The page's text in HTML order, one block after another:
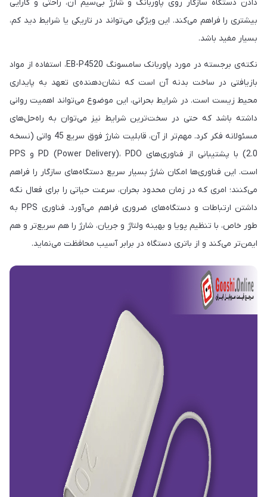
دادن دستگاه سازگار روی پاوربانک و شارژ بی‌سیم آن، راحتی و کارایی
بیشتری را فراهم می‌کند. این ویژگی می‌تواند در تاریکی یا شرایط دید کم،
بسیار مفید باشد.
نکته‌ی برجسته در مورد پاوربانک سامسونگ EB-P4520، استفاده از مواد
بازیافتی در ساخت بدنه آن است که نشان‌دهنده‌ی تعهد به پایداری
محیط زیست است. در شرایط بحرانی، این موضوع می‌تواند اهمیت روانی
داشته باشد که حتی در سخت‌ترین شرایط نیز می‌توان به راه‌حل‌های
مسئولانه فکر کرد. مهم‌تر از آن، قابلیت شارژ فوق سریع 45 واتی (نسخه
2.0) با پشتیبانی از فناوری‌های PD (Power Delivery)، PDO و PPS
است. این فناوری‌ها امکان شارژ بسیار سریع دستگاه‌های سازگار را فراهم
می‌کنند؛ امری که در زمان محدود بحران، سرعت حیاتی را برای فعال نگه
داشتن ارتباطات و دستگاه‌های ضروری فراهم می‌آورد. فناوری PPS به
طور خاص، با تنظیم پویا و بهینه ولتاژ و جریان، شارژ را هم سریع‌تر و هم
ایمن‌تر می‌کند و از باتری دستگاه در برابر آسیب محافظت می‌نماید.